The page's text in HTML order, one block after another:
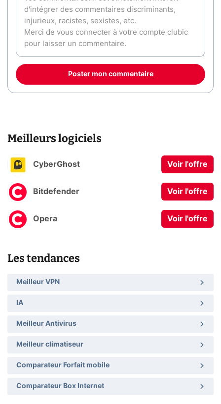
Poster mon commentaire
Meilleurs logiciels
CyberGhost Voir l'offre
Bitdefender Voir l'offre
Opera Voir l'offre
Les tendances
Meilleur VPN
IA
Meilleur Antivirus
Meilleur climatiseur
Comparateur Forfait mobile
Comparateur Box Internet